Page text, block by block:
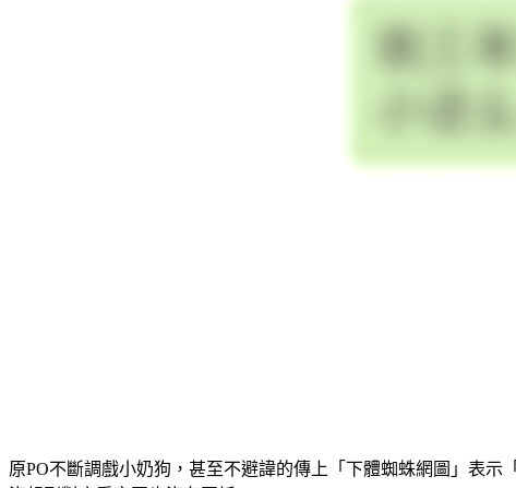
原PO不斷調戲小奶狗，甚至不避諱的傳上「下體蜘蛛網圖」表